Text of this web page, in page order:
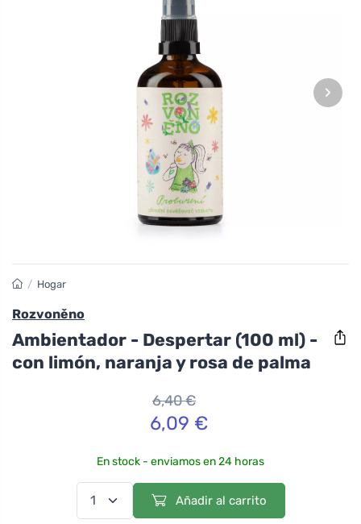
›
/ Hogar
Rozvoněno
Ambientador - Despertar (100 ml) -
con limón, naranja y rosa de palma
6,40 €
6,09 €
En stock - enviamos en 24 horas
Añadir al carrito